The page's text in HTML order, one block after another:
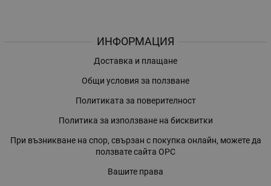
ИНФОРМАЦИЯ
Доставка и плащане
Общи условия за ползване
Политиката за поверителност
Политика за използване на бисквитки
При възникване на спор, свързан с покупка онлайн, можете да
ползвате сайта ОРС
Вашите права